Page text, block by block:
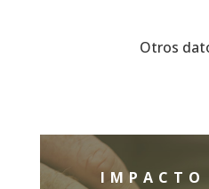
Otros
IMPACTO